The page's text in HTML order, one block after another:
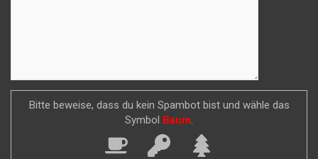
Bitte beweise, dass du kein Spambot bist und wähle das
Symbol
Baum.